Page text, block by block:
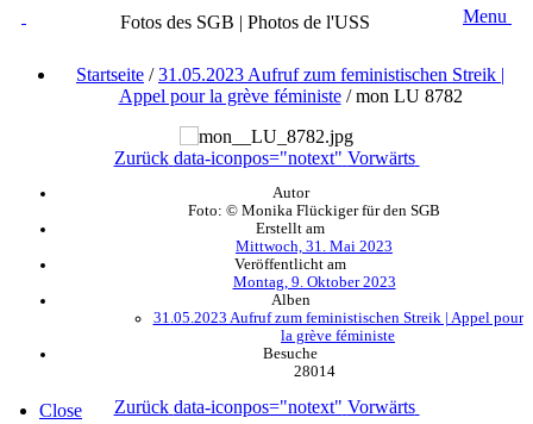
Fotos des SGB | Photos de l'USS Menu
Startseite /31.05.2023 Aufruf zum feministischen Streik |
Appel pour la grève féministe/mon LU 8782
Zurück data-iconpos="notext" Vorwärts
Autor
Foto: © Monika Flückiger für den SGB
Erstellt am
Mittwoch, 31. Mai 2023
Veröffentlicht am
Montag, 9. Oktober 2023
Alben
31.05.2023 Aufruf zum feministischen Streik | Appel pour
la grève féministe
Besuche
28014
Zurück data-iconpos="notext" Vorwärts
Close